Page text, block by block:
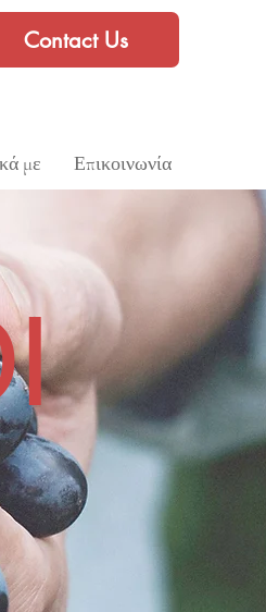
Contact Us
με Επικοινωνία